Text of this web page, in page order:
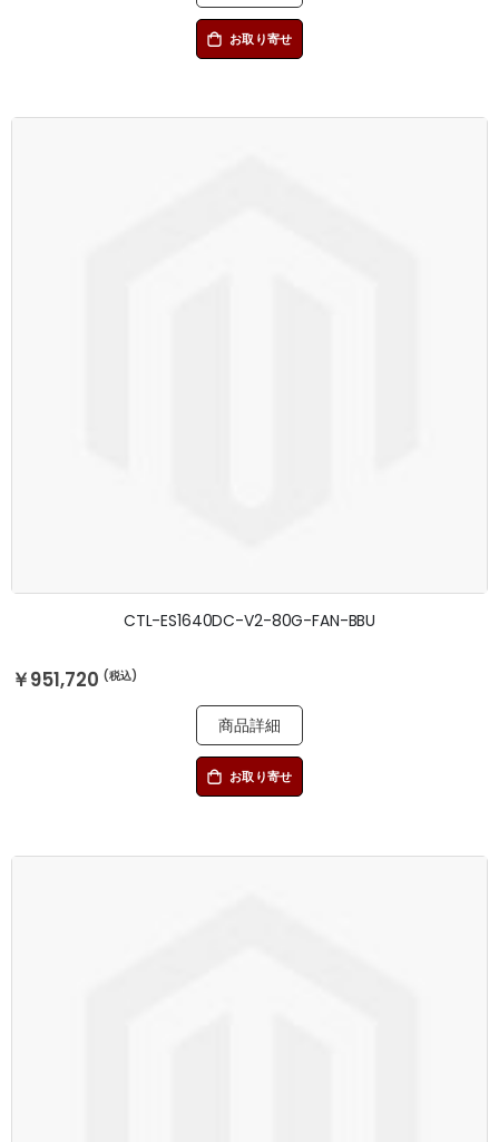
お取り寄せ
CTL-ES1640DC-V2-80G-FAN-BBU
￥951,720
商品詳細
お取り寄せ